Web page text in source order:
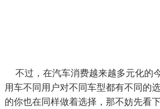
不过，在汽车消费越来越多元化的
用车不同用户对不同车型都有不同的
的你也在同样做着选择，那不妨先看